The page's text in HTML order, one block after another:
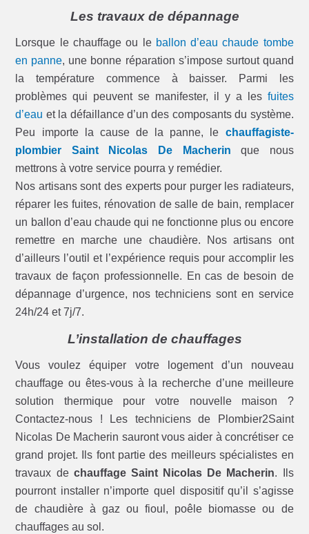
Les travaux de dépannage
Lorsque le chauffage ou le ballon d’eau chaude tombe
en panne, une bonne réparation s’impose surtout quand
la température commence à baisser. Parmi les
problèmes qui peuvent se manifester, il y a les fuites
d’eau et la défaillance d’un des composants du système.
Peu importe la cause de la panne, le chauffagiste-
plombier Saint Nicolas De Macherin que nous
mettrons à votre service pourra y remédier.
Nos artisans sont des experts pour purger les radiateurs,
réparer les fuites, rénovation de salle de bain, remplacer
un ballon d’eau chaude qui ne fonctionne plus ou encore
remettre en marche une chaudière. Nos artisans ont
d’ailleurs l’outil et l’expérience requis pour accomplir les
travaux de façon professionnelle. En cas de besoin de
dépannage d’urgence, nos techniciens sont en service
24h/24 et 7j/7.
L’installation de chauffages
Vous voulez équiper votre logement d’un nouveau
chauffage ou êtes-vous à la recherche d’une meilleure
solution thermique pour votre nouvelle maison ?
Contactez-nous ! Les techniciens de Plombier2Saint
Nicolas De Macherin sauront vous aider à concrétiser ce
grand projet. Ils font partie des meilleurs spécialistes en
travaux de chauffage Saint Nicolas De Macherin. Ils
pourront installer n’importe quel dispositif qu’il s’agisse
de chaudière à gaz ou fioul, poêle biomasse ou de
chauffages au sol.